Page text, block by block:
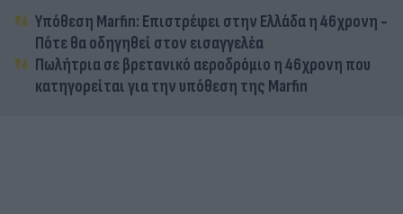
Υπόθεση Marfin: Επιστρέφει στην Ελλάδα η 46χρονη -
Πότε θα οδηγηθεί στον εισαγγελέα
Πωλήτρια σε βρετανικό αεροδρόμιο η 46χρονη που
κατηγορείται για την υπόθεση της Marfin